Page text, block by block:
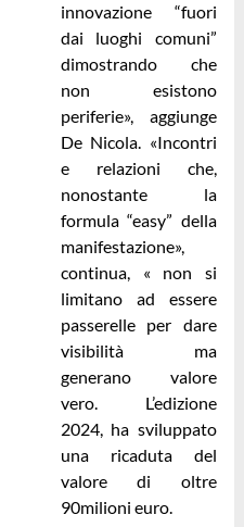
innovazione “fuori
dai luoghi comuni”
dimostrando che
non esistono
periferie», aggiunge
De Nicola. «Incontri
e relazioni che,
nonostante la
formula “easy” della
manifestazione»,
continua, « non si
limitano ad essere
passerelle per dare
visibilità ma
generano valore
vero. L’edizione
2024, ha sviluppato
una ricaduta del
valore di oltre
90milioni euro.